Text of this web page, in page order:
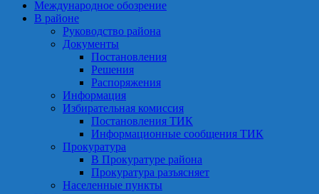
Международное обозрение
В районе
Руководство района
Документы
Постановления
Решения
Распоряжения
Информация
Избирательная комиссия
Постановления ТИК
Информационные сообщения ТИК
Прокуратура
В Прокуратуре района
Прокуратура разъясняет
Населенные пункты